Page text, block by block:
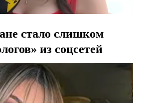
стало слишком
из соцсетей